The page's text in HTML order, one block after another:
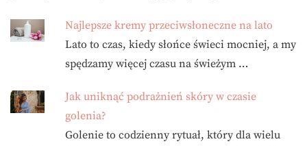
Najlepsze kremy przeciwsłoneczne na lato
Lato to czas, kiedy słońce świeci mocniej, a my
spędzamy więcej czasu na świeżym …
Jak uniknąć podrażnień skóry w czasie
golenia?
Golenie to codzienny rytuał, który dla wielu